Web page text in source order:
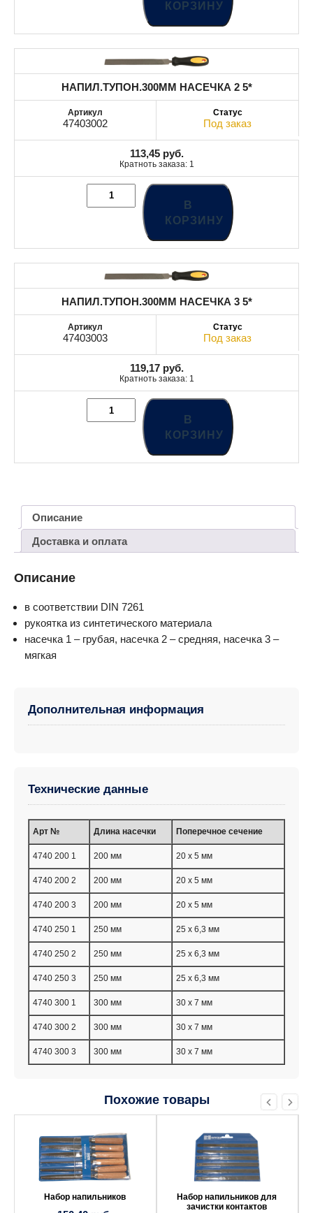
КОРЗИНУ
НАПИЛ.ТУПОН.300MM НАСЕЧКА 2 5*
47403002 Под заказ
113,45 руб.
Кратноть заказа: 1
В
КОРЗИНУ
НАПИЛ.ТУПОН.300MM НАСЕЧКА 3 5*
47403003 Под заказ
119,17 руб.
Кратноть заказа: 1
В
КОРЗИНУ
Описание
Доставка и оплата
Описание
в соответствии DIN 7261
рукоятка из синтетического материала
насечка 1 – грубая, насечка 2 – средняя, насечка 3 –
мягкая
Дополнительная информация
Технические данные
Aрт № Длина насечки Поперечное сечение
4740 200 1 200 мм 20 x 5 мм
4740 200 2 200 мм 20 x 5 мм
4740 200 3 200 мм 20 x 5 мм
4740 250 1 250 мм 25 x 6,3 мм
4740 250 2 250 мм 25 x 6,3 мм
4740 250 3 250 мм 25 x 6,3 мм
4740 300 1 300 мм 30 x 7 мм
4740 300 2 300 мм 30 x 7 мм
4740 300 3 300 мм 30 x 7 мм
Похожие товары
Набор напильников
Набор напильников для
зачистки контактов